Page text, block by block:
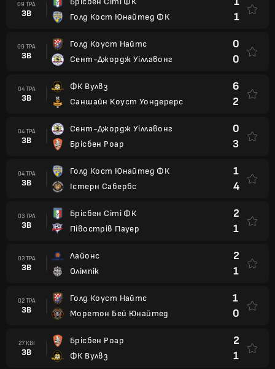
09 ТРА
ЗВ
Голд Кост Юнайтед ФК
1
09 ТРА
ЗВ
Голд Коуст Найтс
Сент-Джордж Уіллавонг
0
0
04 ТРА
ЗВ
ФК Вулвз
Саншайн Коуст Уондерерс
6
2
04 ТРА
ЗВ
Сент-Джордж Уіллавонг
Брісбен Роар
0
3
04 ТРА
ЗВ
Голд Кост Юнайтед ФК
Істерн Сабербс
1
4
03 ТРА
ЗВ
Брісбен Сіті ФК
Півострів Пауер
2
1
03 ТРА
ЗВ
Лайонс
Олімпік
2
1
02 ТРА
ЗВ
Голд Коуст Найтс
Моретон Бей Юнайтед
1
0
27 КВІ
ЗВ
Брісбен Роар
ФК Вулвз
2
1